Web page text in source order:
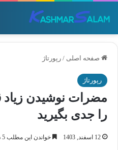
صفحه اصلی / رپورتاژ
رپورتاژ
مضرات نوشیدن زیاد
را جدی بگیرید
12 اسفند, 1403 خواندن این مطلب 5 دقیقه زمان میبرد